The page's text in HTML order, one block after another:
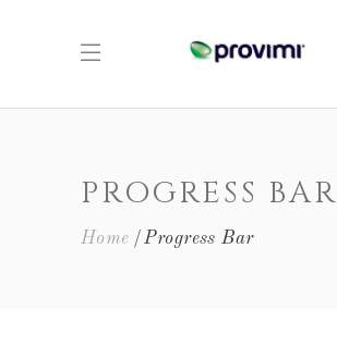
PROGRESS BAR
Home Progress Bar